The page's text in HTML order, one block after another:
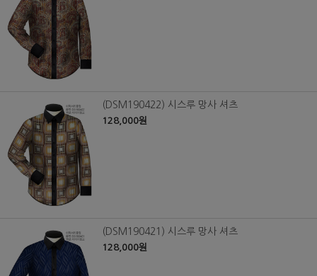
(DSM190422) 시스루 망사 셔츠
128,000원
(DSM190421) 시스루 망사 셔츠
128,000원